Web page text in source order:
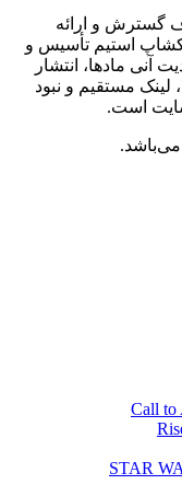
در بهمن سال 1401 با هدف گسترش و ارائه
استیم تأسیس و
آنی مادها، انتشار
لینک مستقیم و نبود
است.
Call to
STAR